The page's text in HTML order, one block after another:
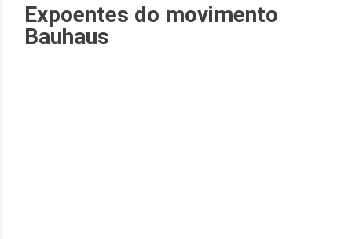
Expoentes do movimento
Bauhaus